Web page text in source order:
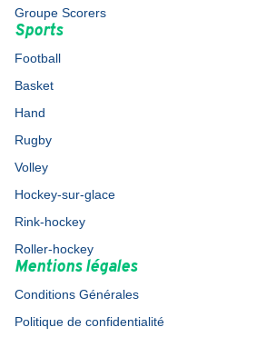
Groupe Scorers
Sports
Football
Basket
Hand
Rugby
Volley
Hockey-sur-glace
Rink-hockey
Roller-hockey
Mentions légales
Conditions Générales
Politique de confidentialité